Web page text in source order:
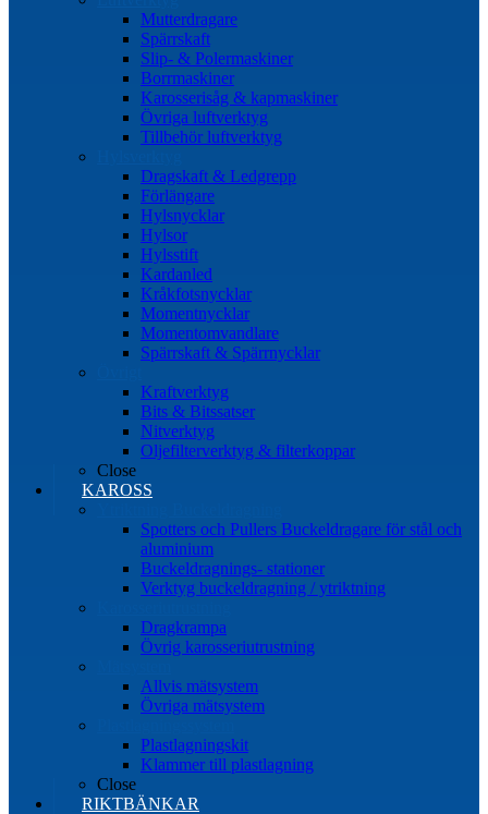
Mutterdragare
Spärrskaft
Slip- & Polermaskiner
Borrmaskiner
Karosserisåg & kapmaskiner
Övriga luftverktyg
Tillbehör luftverktyg
Dragskaft & Ledgrepp
Förlängare
Hylsnycklar
Hylsor
Hylsstift
Kardanled
Kråkfotsnycklar
Momentnycklar
Momentomvandlare
Spärrskaft & Spärrnycklar
Kraftverktyg
Bits & Bitssatser
Nitverktyg
Oljefilterverktyg & filterkoppar
Close
KAROSS
Spotters och Pullers Buckeldragare för stål och
aluminium
Buckeldragnings- stationer
Verktyg buckeldragning / ytriktning
Dragkrampa
Övrig karosseriutrustning
Allvis mätsystem
Övriga mätsystem
Plastlagningskit
Klammer till plastlagning
Close
RIKTBÄNKAR